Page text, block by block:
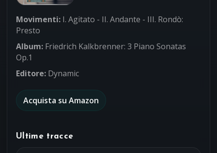
Movimenti: I. Agitato - II. Andante - III. Rondò:
Presto
Album: Friedrich Kalkbrenner: 3 Piano Sonatas
Op.1
Editore: Dynamic
Acquista su Amazon
Ultime tracce